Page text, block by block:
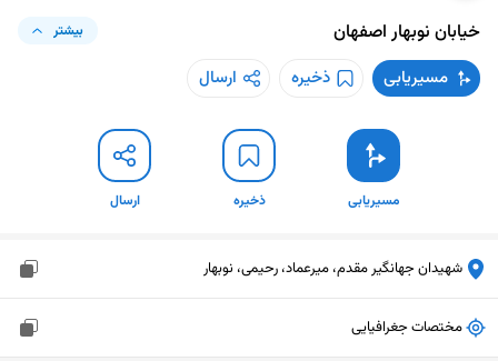
خیابان نوبهار اصفهان بیشتر
مسیریابی ذخیره ارسال
مسیریابی ذخیره ارسال
شهیدان جهانگیر مقدم، میرعماد، رحیمی، نوبهار
مختصات جغرافیایی